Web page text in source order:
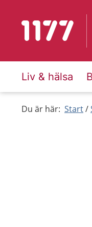
Till startsidan för
Liv & hälsa
Du är här: Start